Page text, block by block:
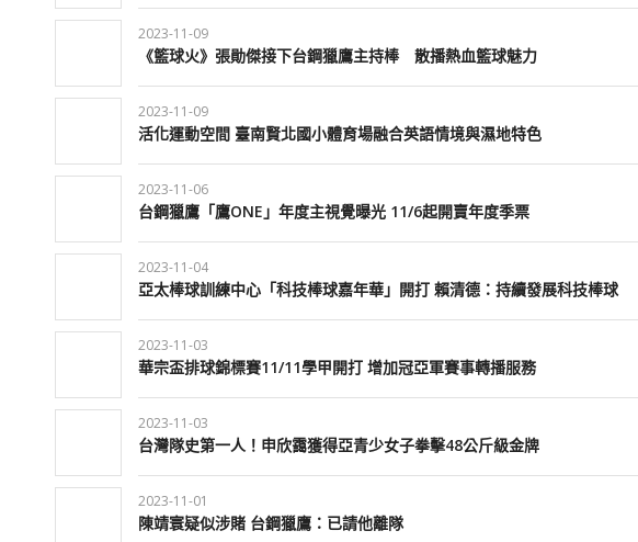
2023-11-09
《籃球火》張勛傑接下台鋼獵鷹主持棒 散播熱血籃球魅力
2023-11-09
活化運動空間 臺南賢北國小體育場融合英語情境與濕地特色
2023-11-06
台鋼獵鷹「鷹ONE」年度主視覺曝光 11/6起開賣年度季票
2023-11-04
亞太棒球訓練中心「科技棒球嘉年華」開打 賴清德：持續發展科技棒球
2023-11-03
華宗盃排球錦標賽11/11學甲開打 增加冠亞軍賽事轉播服務
2023-11-03
台灣隊史第一人！申欣靄獲得亞青少女子拳擊48公斤級金牌
2023-11-01
陳靖寰疑似涉賭 台鋼獵鷹：已請他離隊